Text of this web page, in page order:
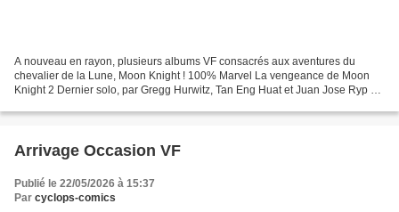
A nouveau en rayon, plusieurs albums VF consacrés aux aventures du
chevalier de la Lune, Moon Knight ! 100% Marvel La vengeance de Moon
Knight 2 Dernier solo, par Gregg Hurwitz, Tan Eng Huat et Juan Jose Ryp Tel
Arrivage Occasion VF
Publié le 22/05/2026 à 15:37
Par cyclops-comics